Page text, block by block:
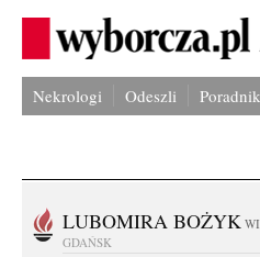
Nekrologi Odeszli
LUBOMIRA BOŻYK
GDAŃSK